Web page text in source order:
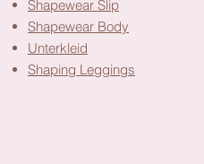
Shapewear Slip
Shapewear Body
Unterkleid
Shaping Leggings